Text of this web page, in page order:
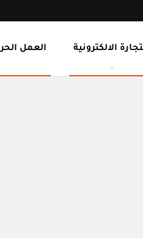
العمل الحر الالكترونية